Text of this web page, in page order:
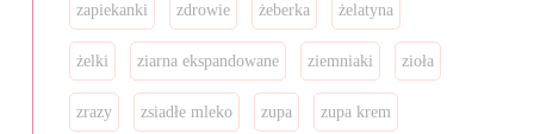
zapiekanki zdrowie żeberka żelatyna
żelki ziarna ekspandowane ziemniaki zioła
zrazy zsiadłe mleko zupa zupa krem